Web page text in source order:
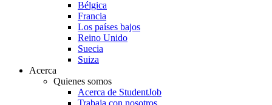
Bélgica
Francia
Los países bajos
Reino Unido
Suecia
Suiza
Acerca
Quienes somos
Acerca de StudentJob
Trabaja con nosotros